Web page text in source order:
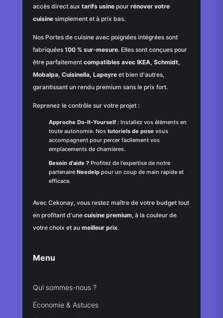
accès direct aux tarifs usinepour rénover votre
cuisinesimplement et à prix bas.
Nos Portes de cuisine avec poignées intégrées sont
fabriquées 100 % sur-mesure. Elles sont conçues pour
être parfaitement compatibles avec IKEA, Schmidt,
Mobalpa, Cuisinella, Lapeyreet bien d'autres,
garantissant un rendu premium sans le prix fort.
Reprenez le contrôle sur votre projet :
Approche Do-It-Yourself :Installez vos éléments en
toute autonomie. Nos tutoriels de pose vous
accompagnent pour percer facilement vos
emplacements de charnières.
Besoin d'aide ?Profitez de l'expertise de notre
partenaire Needelppour un coup de main rapide et
efficace.
Avec Cekonay, vous restez maître de votre budget tout
en profitant d'une cuisine premium, à la couleur de
votre choix et au meilleur prix.
Menu
Qui sommes-nous ?
Économie & Astuces